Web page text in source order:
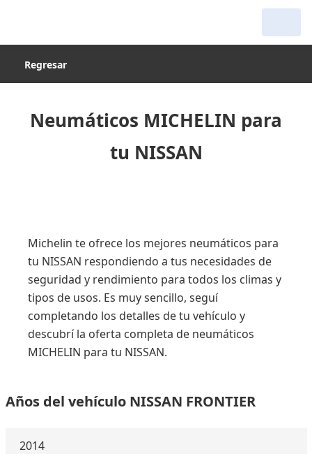
Regresar
Neumáticos MICHELIN para
tu NISSAN
Michelin te ofrece los mejores neumáticos para
tu NISSAN respondiendo a tus necesidades de
seguridad y rendimiento para todos los climas y
tipos de usos. Es muy sencillo, seguí
completando los detalles de tu vehículo y
descubrí la oferta completa de neumáticos
MICHELIN para tu NISSAN.
Años del vehículo NISSAN FRONTIER
2014